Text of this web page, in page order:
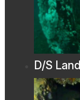
D/S